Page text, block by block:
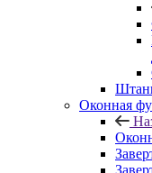
Оконная